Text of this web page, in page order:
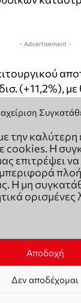
την καλύτερη
cookies. Η
επιτρέψει
Η μη
ορισμένες
Αποδοχή
Δεν αποδέχομαι